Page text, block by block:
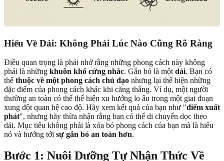
Hiểu Về Dải: Không Phải Lúc Nào Cũng Rõ Ràng
Điều quan trọng là phải nhớ rằng những phong cách này không
phải là những khuôn khổ cứng nhắc. Gắn bó là một dải. Bạn có
thể thuộc về một phong cách chủ đạo nhưng lại thể hiện những
đặc điểm của phong cách khác khi căng thẳng. Ví dụ, một người
thường an toàn có thể thể hiện xu hướng lo âu trong một giai đoạn
xung đột quan hệ cao độ. Hãy xem kết quả của bạn như "điểm xuất
phát", nhưng hãy thừa nhận rằng bạn có thể di chuyển dọc theo
dải. Mục tiêu không phải là xóa bỏ phong cách của bạn mà là hiểu
nó và hướng tới sự gắn bó an toàn hơn.
Bước 1: Nuôi Dưỡng Tự Nhận Thức Về